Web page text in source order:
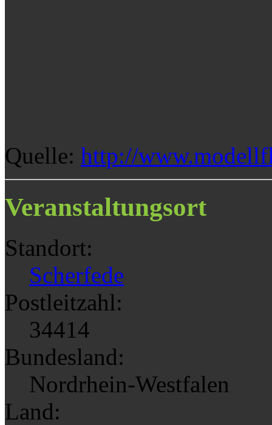
Quelle: http://
Veranstaltungsort
Standort:
Scherfede
Postleitzahl:
34414
Bundesland:
Nordrhein-Westfalen
Land: